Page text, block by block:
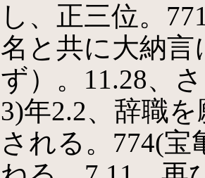
し、正三位。
名と共に大納言
ず）。11.28、
3)年2.2、辞職
される。774(宝